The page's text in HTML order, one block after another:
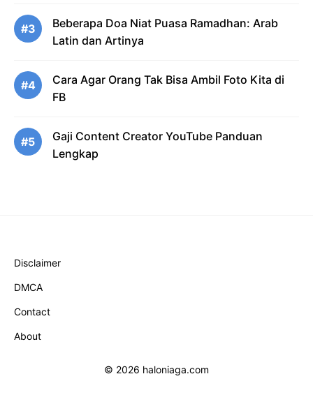
#3
Beberapa Doa Niat Puasa Ramadhan: Arab
Latin dan Artinya
#4
Cara Agar Orang Tak Bisa Ambil Foto Kita di
FB
#5
Gaji Content Creator YouTube Panduan
Lengkap
Disclaimer
DMCA
Contact
About
© 2026 haloniaga.com